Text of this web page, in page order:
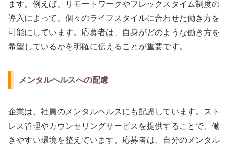
ます。例えば、リモートワークやフレックスタイム制度の
導入によって、個々のライフスタイルに合わせた働き方を
可能にしています。応募者は、自身がどのような働き方を
希望しているかを明確に伝えることが重要です。
メンタルヘルスへの配慮
企業は、社員のメンタルヘルスにも配慮しています。スト
レス管理やカウンセリングサービスを提供することで、働
きやすい環境を整えています。応募者は、自分のメンタル